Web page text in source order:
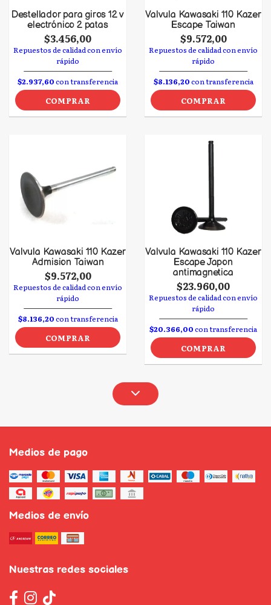
Destellador para giros 12 v
electrónico 2 patas
$3.456,00
Repuestos de calidad con envío
rápido
$2.937,60con transferencia
COMPRAR
Valvula Kawasaki 110 Kazer
Escape Taiwan
$9.572,00
Repuestos de calidad con envío
rápido
$8.136,20con transferencia
COMPRAR
Valvula Kawasaki 110 Kazer
Admision Taiwan
$9.572,00
Repuestos de calidad con envío
rápido
$8.136,20con transferencia
COMPRAR
Valvula Kawasaki 110 Kazer
Escape Japon
antimagnetica
$23.960,00
Repuestos de calidad con envío
rápido
$20.366,00con transferencia
COMPRAR
Medios de pago
Medios de envío
Nuestras redes sociales